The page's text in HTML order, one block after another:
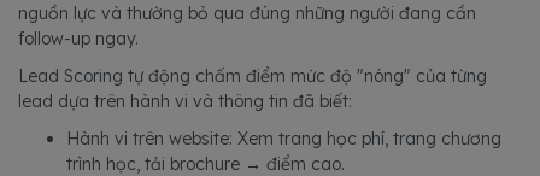
nguồn lực và thường bỏ qua đúng những người đang cần
follow-up ngay.
Lead Scoring tự động chấm điểm mức độ "nóng" của từng
lead dựa trên hành vi và thông tin đã biết:
Hành vi trên website: Xem trang học phí, trang chương
trình học, tải brochure → điểm cao.